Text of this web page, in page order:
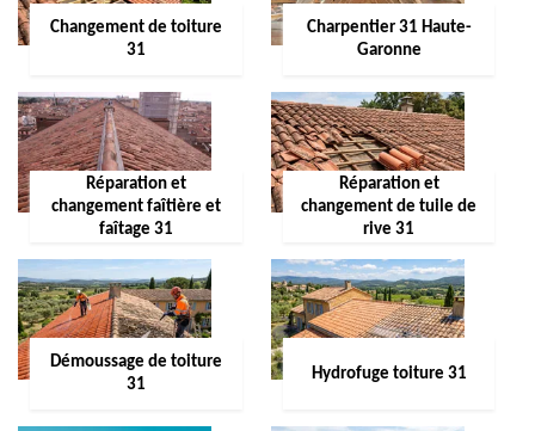
Changement de toiture
31
Charpentier 31 Haute-
Garonne
Réparation et
changement faîtière et
faîtage 31
Réparation et
changement de tuile de
rive 31
Démoussage de toiture
31
Hydrofuge toiture 31